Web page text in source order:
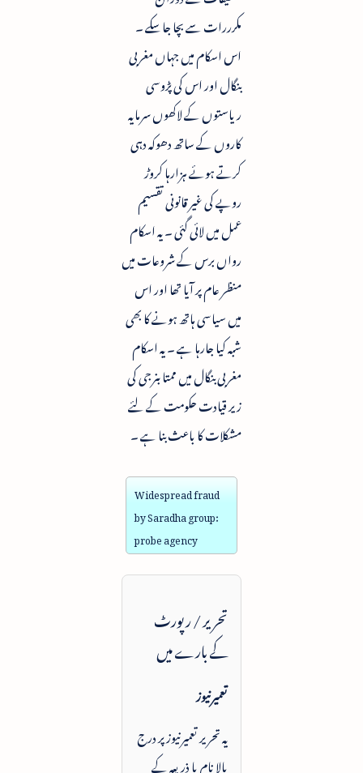
مکرررات سے بچا جاسکے ۔
اس اسکام میں جہاں مغربی
بنگال اور اس کی پڑوسی
ریاستوں کے لاکھوں سرمایہ
کاروں کے ساتھ دھوکہ دہی
کرتے ہوئے ہزارہا کروڑ
روپے کی غیر قانونی تقسیم
عمل میں لائی گئی ۔ یہ اسکام
رواں برس کے شروعات میں
منظر عام پر آیا تھا اور اس
میں سیاسی ہاتھ ہونے کا بھی
شبہ کیا جارہا ہے ۔ یہ اسکام
مغربی بنگال میں ممتا بنرجی کی
زیر قیادت حکومت کے لئے
مشکلات کا باعث بنا ہے ۔
Widespread fraud
by Saradha group:
probe agency
تحریر / رپورٹ
کے بارے میں
تعمیرنیوز
یہ تحریر تعمیرنیوز پر درج
بالا نام یا ذریعہ کے